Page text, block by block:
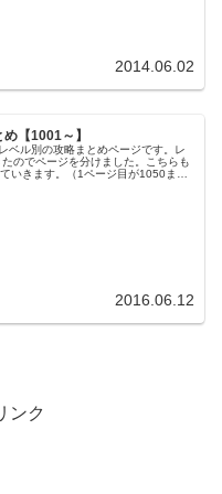
2014.06.02
【1001～】
ベル別の攻略まとめページです。レ
のでページを分けました。こちらも
いきます。（1ページ目が1050ま
2016.06.12
ンク